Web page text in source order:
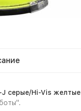
J серые/Hi-Vis желтые